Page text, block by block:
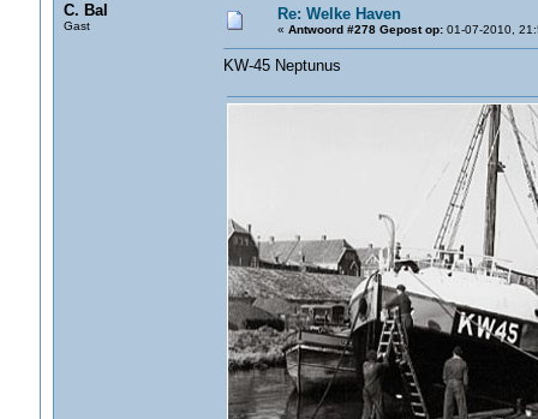
C. Bal
Gast
Re: Welke Haven
« Antwoord #278 Gepost op:01-07-2010,
KW-45 Neptunus